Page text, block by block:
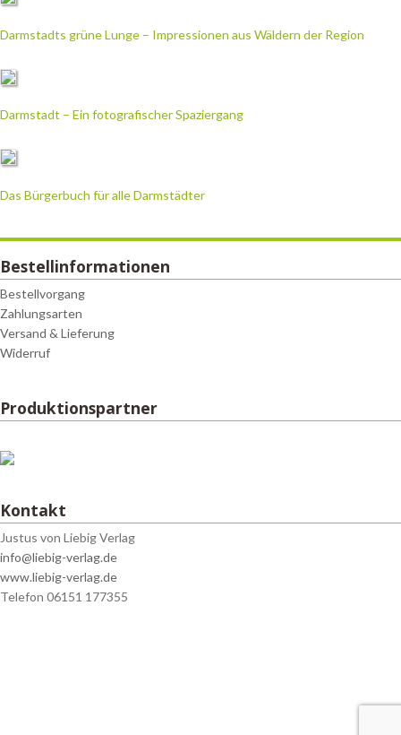
Darmstadts grüne Lunge – Impressionen aus Wäldern der Region
Darmstadt – Ein fotografischer Spaziergang
Das Bürgerbuch für alle Darmstädter
Bestellinformationen
Bestellvorgang
Zahlungsarten
Versand & Lieferung
Widerruf
Produktionspartner
Kontakt
Justus von Liebig Verlag
info@liebig-verlag.de
www.liebig-verlag.de
Telefon 06151 177355